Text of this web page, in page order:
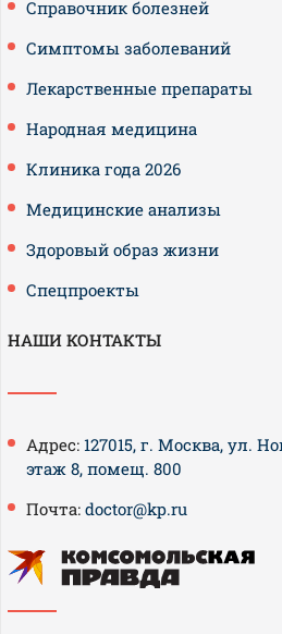
Справочник болезней
Симптомы заболеваний
Лекарственные препараты
Народная медицина
Клиника года 2026
Медицинские анализы
Здоровый образ жизни
Спецпроекты
НАШИ КОНТАКТЫ
Адрес: 127015, г. Москва, ул.
этаж 8, помещ. 800
Почта: doctor@kp.ru